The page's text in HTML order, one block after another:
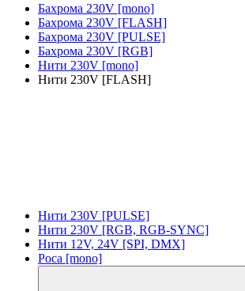
Бахрома 230V [mono]
Бахрома 230V [FLASH]
Бахрома 230V [PULSE]
Бахрома 230V [RGB]
Нити 230V [mono]
Нити 230V [FLASH]
Нити 230V [PULSE]
Нити 230V [RGB, RGB-SYNC]
Нити 12V, 24V [SPI, DMX]
Роса [mono]